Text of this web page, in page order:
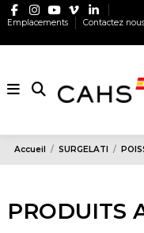
Emplacements Contactez nous
Accueil SURGELATI
PRODUITS